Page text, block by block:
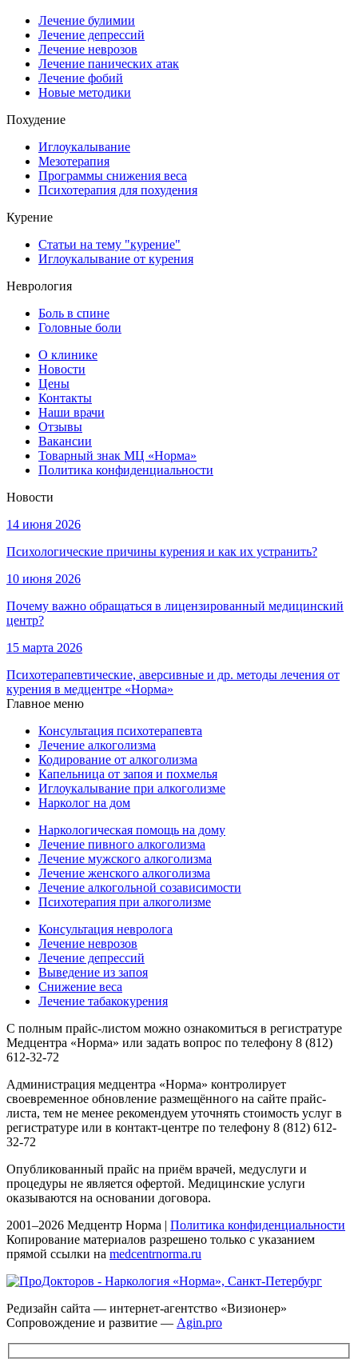
Лечение булимии
Лечение депрессий
Лечение неврозов
Лечение панических атак
Лечение фобий
Новые методики
Похудение
Иглоукалывание
Мезотерапия
Программы снижения веса
Психотерапия для похудения
Курение
Статьи на тему "курение"
Иглоукалывание от курения
Неврология
Боль в спине
Головные боли
О клинике
Новости
Цены
Контакты
Наши врачи
Отзывы
Вакансии
Товарный знак МЦ «Норма»
Политика конфиденциальности
Новости
14 июня 2026
Психологические причины курения и как их устранить?
10 июня 2026
Почему важно обращаться в лицензированный медицинский
центр?
15 марта 2026
Психотерапевтические, аверсивные и др. методы лечения от
курения в медцентре «Норма»
Главное меню
Консультация психотерапевта
Лечение алкоголизма
Кодирование от алкоголизма
Капельница от запоя и похмелья
Иглоукалывание при алкоголизме
Нарколог на дом
Наркологическая помощь на дому
Лечение пивного алкоголизма
Лечение мужского алкоголизма
Лечение женского алкоголизма
Лечение алкогольной созависимости
Психотерапия при алкоголизме
Консультация невролога
Лечение неврозов
Лечение депрессий
Выведение из запоя
Снижение веса
Лечение табакокурения
С полным прайс-листом можно ознакомиться в регистратуре
Медцентра «Норма» или задать вопрос по телефону 8 (812)
612-32-72
Администрация медцентра «Норма» контролирует
своевременное обновление размещённого на сайте прайс-
листа, тем не менее рекомендуем уточнять стоимость услуг в
регистратуре или в контакт-центре по телефону 8 (812) 612-
32-72
Опубликованный прайс на приём врачей, медуслуги и
процедуры не является офертой. Медицинские услуги
оказываются на основании договора.
2001–2026 Медцентр Норма | Политика конфиденциальности
Копирование материалов разрешено только с указанием
прямой ссылки на medcentrnorma.ru
Редизайн сайта — интернет-агентство «Визионер»
Сопровождение и развитие — Agin.pro